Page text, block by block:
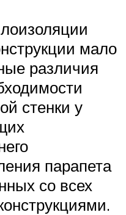
мало
различия
стенки у
парапета
со всех